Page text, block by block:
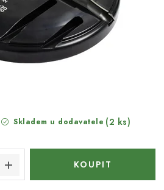
Skladem u dodavatele (2 ks)